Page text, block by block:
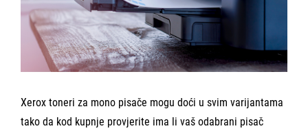
Xerox toneri za mono pisače mogu doći u svim varijantama
tako da kod kupnje provjerite ima li vaš odabrani pisač